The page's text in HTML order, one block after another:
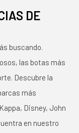
DE
buscando.
las botas más
Descubre la
más
Disney, John
en nuestro